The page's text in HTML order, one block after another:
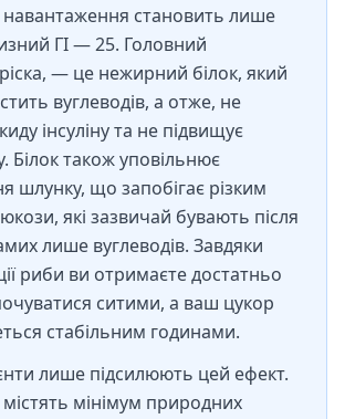
навантаження становить лише
ГІ — 25. Головний
— це нежирний білок, який
вуглеводів, а отже, не
інсуліну та не підвищує
Білок також уповільнює
шлунку, що запобігає різким
які зазвичай бувають після
лише вуглеводів. Завдяки
риби ви отримаєте достатньо
ситими, а ваш цукор
стабільним годинами.
лише підсилюють цей ефект.
мінімум природних